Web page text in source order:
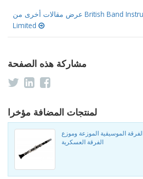
عرض مقالات أخرى من British Band Instrument Company
Limited
مشاركة هذه الصفحة
لمنتجات المضافة مؤخرا
الموسيقية الموزعة وموزع
الفرقة العسكرية